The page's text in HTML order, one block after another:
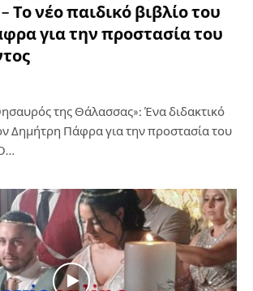
Το νέο παιδικό βιβλίο του
για την προστασία του
της Θάλασσας»: Ένα διδακτικό
Δημήτρη Πάφρα για την προστασία του